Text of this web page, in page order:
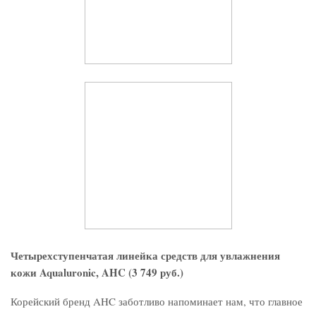
Четырехступенчатая линейка средств для увлажнения
кожи Aqualuronic, AHC (3 749 руб.)
Корейский бренд AHC заботливо напоминает нам, что главное